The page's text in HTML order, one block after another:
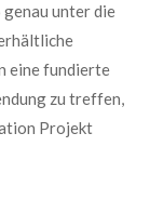
genau unter die
eine fundierte
zu treffen,
Projekt